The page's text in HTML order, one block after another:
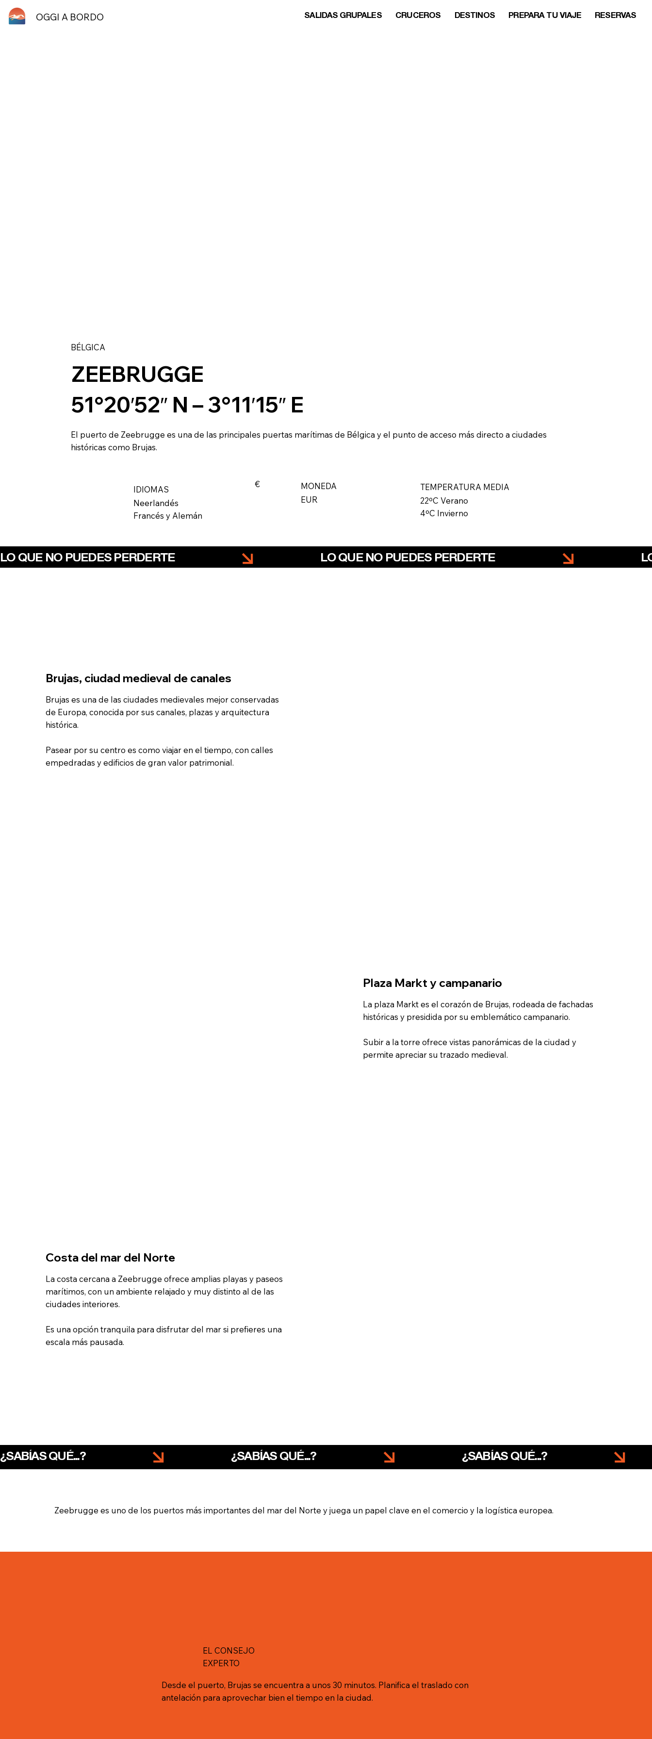
OGGI A BORDO SALIDAS GRUPALES CRUCEROS DESTINOS PREPARA TU VIAJE RESERVAS
BÉLGICA
ZEEBRUGGE
51°20′52″ N – 3°11′15″ E
El puerto de Zeebrugge es una de las principales puertas marítimas de Bélgica y el punto de acceso más directo a ciudades
históricas como Brujas.
IDIOMAS
Neerlandés
Francés y Alemán
€
MONEDA
EUR
TEMPERATURA MEDIA
22ºC Verano
4ºC Invierno
LO QUE NO PUEDES PERDERTE
Brujas, ciudad medieval de canales
Brujas es una de las ciudades medievales mejor conservadas
de Europa, conocida por sus canales, plazas y arquitectura
histórica.
Pasear por su centro es como viajar en el tiempo, con calles
empedradas y edificios de gran valor patrimonial.
Plaza Markt y campanario
La plaza Markt es el corazón de Brujas, rodeada de fachadas
históricas y presidida por su emblemático campanario.
Subir a la torre ofrece vistas panorámicas de la ciudad y
permite apreciar su trazado medieval.
Costa del mar del Norte
La costa cercana a Zeebrugge ofrece amplias playas y paseos
marítimos, con un ambiente relajado y muy distinto al de las
ciudades interiores.
Es una opción tranquila para disfrutar del mar si prefieres una
escala más pausada.
¿SABÍAS QUÉ...?
Zeebrugge es uno de los puertos más importantes del mar del Norte y juega un papel clave en el comercio y la logística europea.
EL CONSEJO
EXPERTO
Desde el puerto, Brujas se encuentra a unos 30 minutos. Planifica el traslado con
antelación para aprovechar bien el tiempo en la ciudad.